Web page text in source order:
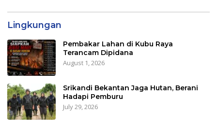
Lingkungan
Pembakar Lahan di Kubu Raya
Terancam Dipidana
August 1, 2026
Srikandi Bekantan Jaga Hutan, Berani
Hadapi Pemburu
July 29, 2026